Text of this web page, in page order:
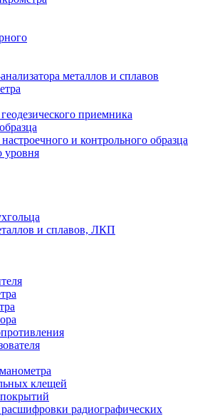
металлов и сплавов
приемника
и контрольного образца
уровня
и сплавов, ЛКП
клещей
радиографических